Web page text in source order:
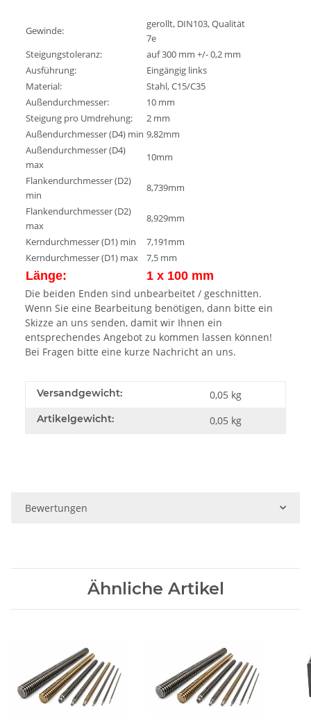
Gewinde:
gerollt, DIN103, Qualität
7e
Steigungstoleranz:
auf 300 mm +/- 0,2 mm
Ausführung:
Eingängig links
Material:
Stahl, C15/C35
Außendurchmesser:
10 mm
Steigung pro Umdrehung:
2 mm
Außendurchmesser (D4) min 9,82mm
Außendurchmesser (D4)
max
10mm
Flankendurchmesser (D2)
min
8,739mm
Flankendurchmesser (D2)
max
8,929mm
Kerndurchmesser (D1) min
7,191mm
Kerndurchmesser (D1) max
7,5 mm
Länge: 1 x 100 mm
Die beiden Enden sind unbearbeitet / geschnitten.
Wenn Sie eine Bearbeitung benötigen, dann bitte ein
Skizze an uns senden, damit wir Ihnen ein
entsprechendes Angebot zu kommen lassen können!
Bei Fragen bitte eine kurze Nachricht an uns.
Versandgewicht: 0,05 kg
Artikelgewicht: 0,05 kg
Bewertungen
Ähnliche Artikel